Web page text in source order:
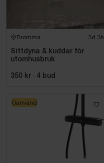
Bromma 3d 3h
Sittdyna & kuddar för
utomhusbruk
350 kr · 4 bud
Oanvänd